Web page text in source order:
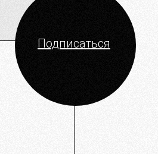
Подписаться